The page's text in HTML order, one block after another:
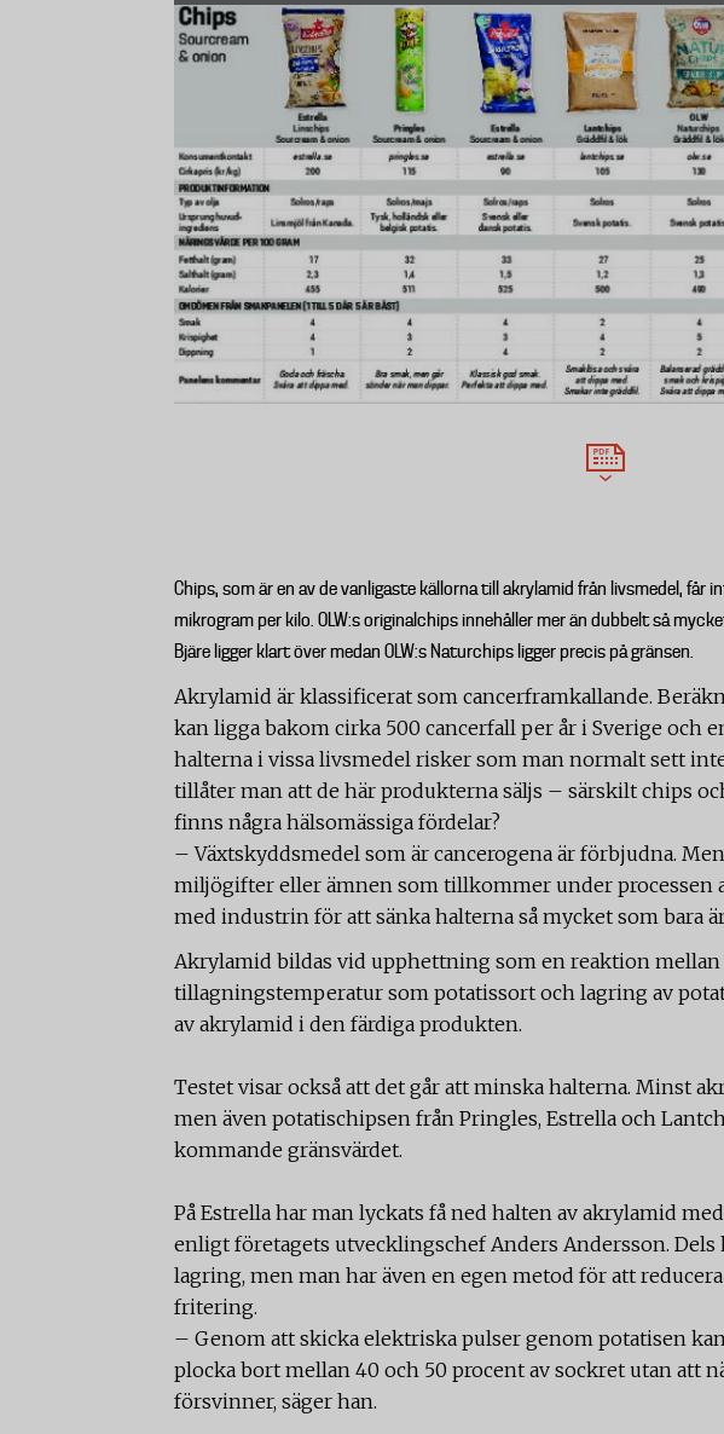
Chips, som är en av de vanligaste källorna till akrylamid från livsmedel, får
mikrogram per kilo. OLW:s originalchips innehåller mer än dubbelt så
Bjäre ligger klart över medan OLW:s Naturchips ligger precis på gränsen.
Akrylamid är klassificerat som cancerframkallande.
kan ligga bakom cirka 500 cancerfall per år i Sverige och
halterna i vissa livsmedel risker som man normalt sett
tillåter man att de här produkterna säljs – särskilt chips
finns några hälsomässiga fördelar?
– Växtskyddsmedel som är cancerogena är förbjudna.
miljögifter eller ämnen som tillkommer under processen
med industrin för att sänka halterna så mycket som bara
Akrylamid bildas vid upphettning som en reaktion mellan
tillagningstemperatur som potatissort och lagring av
av akrylamid i den färdiga produkten.
Testet visar också att det går att minska halterna. Minst
men även potatischipsen från Pringles, Estrella och
kommande gränsvärdet.
På Estrella har man lyckats få ned halten av akrylamid
enligt företagets utvecklingschef Anders Andersson.
lagring, men man har även en egen metod för att
fritering.
– Genom att skicka elektriska pulser genom potatisen
plocka bort mellan 40 och 50 procent av sockret utan att
försvinner, säger han.